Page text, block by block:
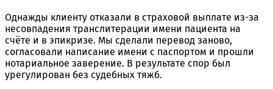
Однажды клиенту отказали в страховой выплате из-за
несовпадения транслитерации имени пациента на
счёте и в эпикризе. Мы сделали перевод заново,
согласовали написание имени с паспортом и прошли
нотариальное заверение. В результате спор был
урегулирован без судебных тяжб.